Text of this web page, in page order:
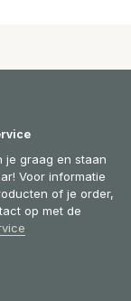
je graag en staan
Voor informatie
of je order,
op met de